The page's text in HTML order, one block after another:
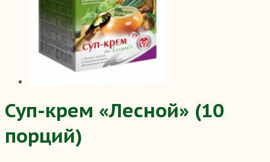
Суп-крем «Лесной» (10
порций)